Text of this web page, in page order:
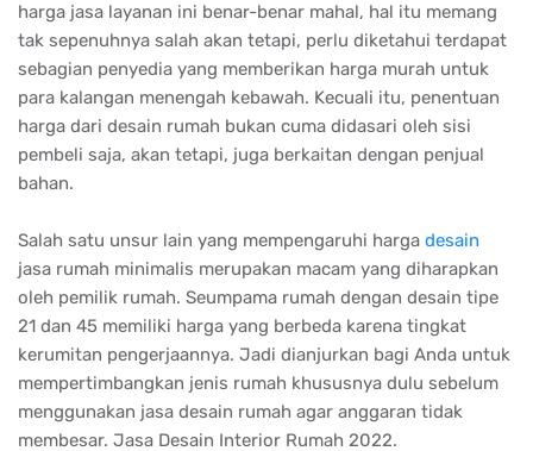
harga jasa layanan ini benar-benar mahal, hal itu memang
tak sepenuhnya salah akan tetapi, perlu diketahui terdapat
sebagian penyedia yang memberikan harga murah untuk
para kalangan menengah kebawah. Kecuali itu, penentuan
harga dari desain rumah bukan cuma didasari oleh sisi
pembeli saja, akan tetapi, juga berkaitan dengan penjual
bahan.
Salah satu unsur lain yang mempengaruhi harga desain
jasa rumah minimalis merupakan macam yang diharapkan
oleh pemilik rumah. Seumpama rumah dengan desain tipe
21 dan 45 memiliki harga yang berbeda karena tingkat
kerumitan pengerjaannya. Jadi dianjurkan bagi Anda untuk
mempertimbangkan jenis rumah khususnya dulu sebelum
menggunakan jasa desain rumah agar anggaran tidak
membesar. Jasa Desain Interior Rumah 2022.